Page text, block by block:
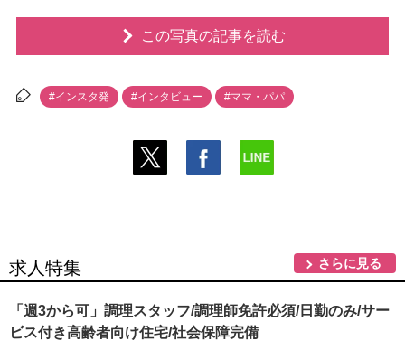
この写真の記事を読む
#インスタ発 #インタビュー #ママ・パパ
求人特集 さらに見る
「週3から可」調理スタッフ/調理師免許必須/日勤のみ/サー
ビス付き高齢者向け住宅/社会保障完備